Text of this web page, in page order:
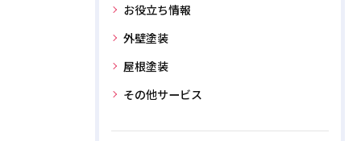
お役立ち情報
外壁塗装
屋根塗装
その他サービス